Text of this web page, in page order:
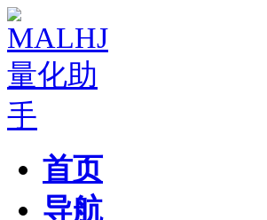
首页
导航